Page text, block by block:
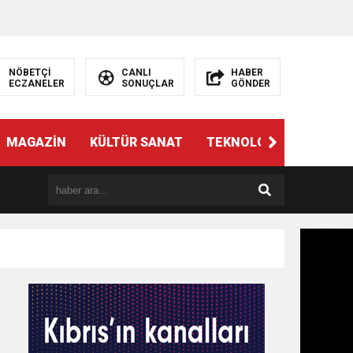
NÖBETÇİ
ECZANELER
CANLI
SONUÇLAR
HABER
GÖNDER
MAGAZİN KÜLTÜR SANAT TEKNOLOJİ